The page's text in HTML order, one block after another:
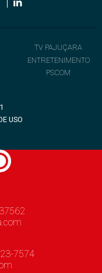
TV PAJUÇARA
ENTRETENIMENTO
PSCOM
USO
7574